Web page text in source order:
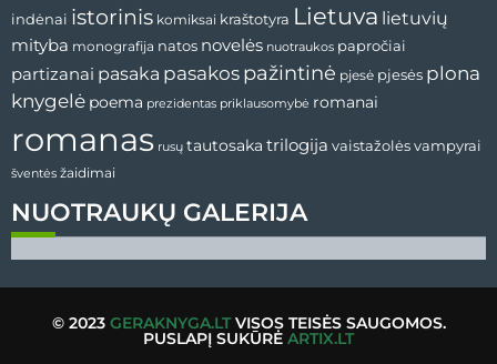
NUOTRAUKŲ GALERIJA
indėnai istorinis komiksai kraštotyra Lietuva lietuvių
mityba monografija natos novelės nuotraukos papročiai
partizanai pasaka pasakos pažintinė pjesė pjesės plona
knygelė poema prezidentas priklausomybė romanai
romanas rusų tautosaka trilogija vaistažolėsvampyrai
šventės žaidimai
© 2023 GERAKNYGA.LTVISOS TEISĖS SAUGOMOS.
PUSLAPĮ SUKŪRĖ ARTIX.LT